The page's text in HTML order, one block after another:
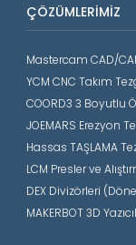
ÇÖZÜMLERIMIZ
Mastercam CAD/
YCM CNC Takım
COORD3 3 Boyutlu
JOEMARS Erezyon
Hassas TAŞLAMA
LCM Presler ve
DEX Divizörleri
MAKERBOT 3D